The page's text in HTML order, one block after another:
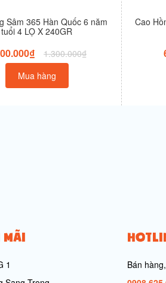
Sâm 365 Hàn Quốc 6 năm
tuổi 4 LỌ X 240GR
1.300.000₫
Mua hàng
Cao
MÃI
1
Bán